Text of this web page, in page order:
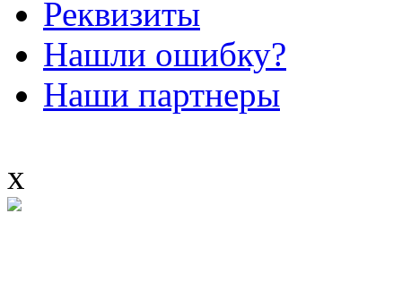
Реквизиты
Нашли ошибку?
Наши партнеры
x